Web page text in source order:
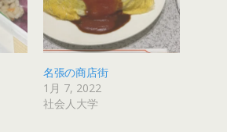
名張の商店街
1月 7, 2022
社会人大学